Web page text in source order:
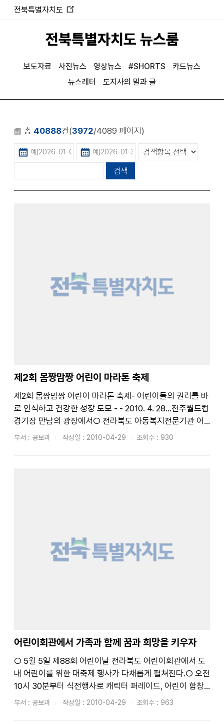
전북특별자치도
열
림
전북특별자치도 뉴스룸
보도자료 사진뉴스 영상뉴스 #SHORTS
카드뉴스
뉴스레터
도지사의 말과 글
총 40888건(3972/4089 페이지)
제2회 몸짱맘짱 어린이 마라톤 축제
제2회 몸짱맘짱 어린이 마라톤 축제- 어린이들의 권리를 바
로 인식하고 건강한 성장 도모 - - 2010. 4. 28...전주월드컵
경기장 만남의 광장에서○ 전라북도 아동복지전문기관 어
린이재단 전북지역본부에서는 4월 29일(목) 오전 11시 전
부서 : 공보과 작성일 : 2010-04-29 조회수 : 930
어린이회관에서 가족과 함께 꿈과 희망을 키우자
○ 5월 5일 제88회 어린이날 전라북도 어린이회관에서 도
내 어린이를 위한 대축제 행사가 다채롭게 펼쳐진다.○ 오전
10시 30분부터 식전행사로 캐릭터 퍼레이드, 어린이 합창
단, 어린이 밸리 댄스 공연을 시작으로 오후 5시까지 다양한
부서 : 공보과 작성일 : 2010-04-29 조회수 : 963